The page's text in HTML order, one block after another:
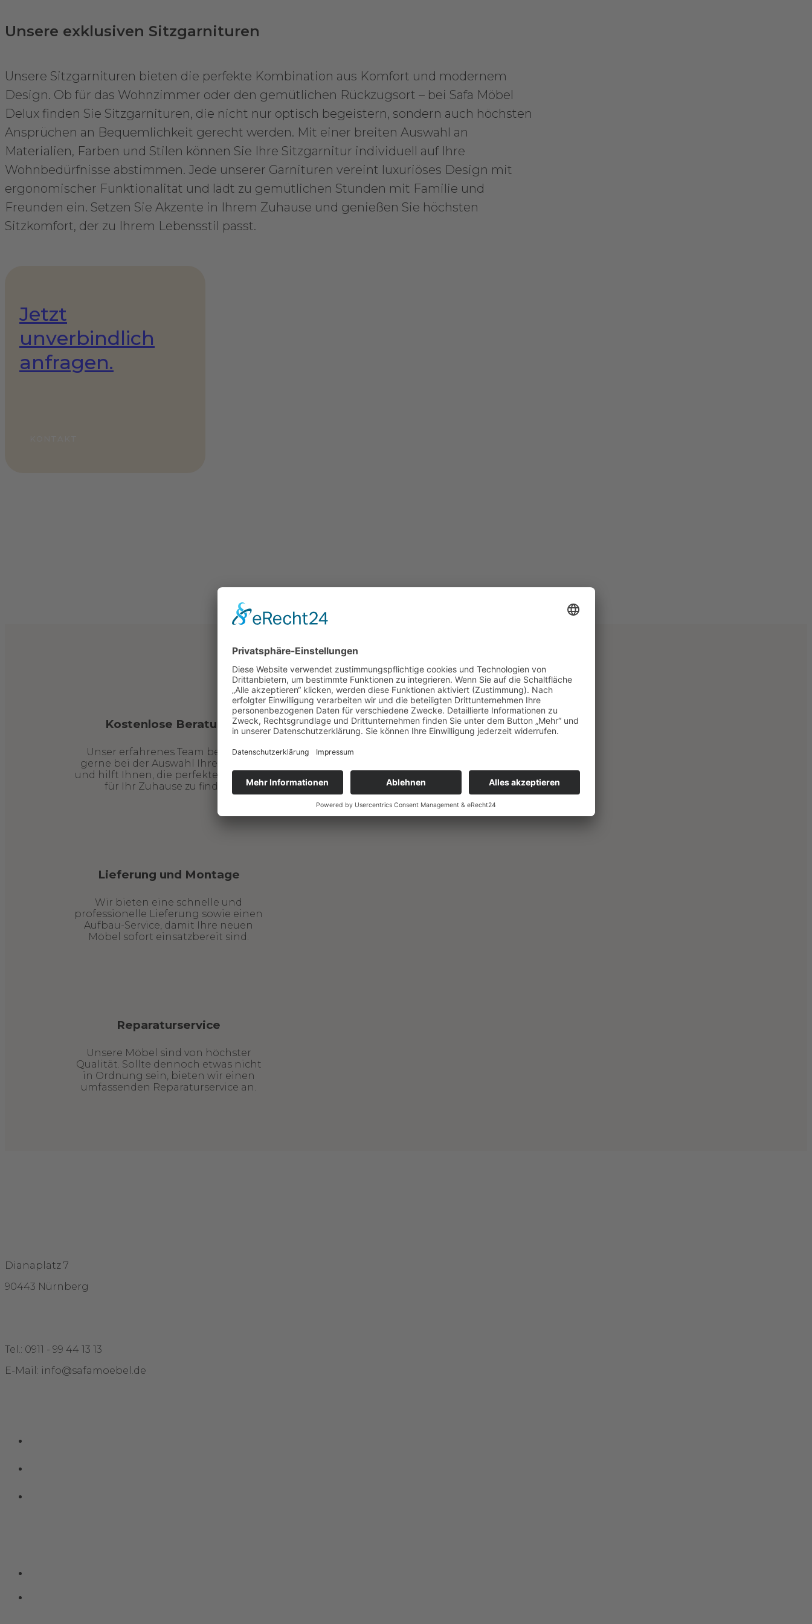
Unsere exklusiven Sitzgarnituren
Unsere Sitzgarnituren bieten die perfekte Kombination aus Komfort und modernem
Design. Ob für das Wohnzimmer oder den gemütlichen Rückzugsort – bei Safa Möbel
Delux finden Sie Sitzgarnituren, die nicht nur optisch begeistern, sondern auch höchsten
Ansprüchen an Bequemlichkeit gerecht werden. Mit einer breiten Auswahl an
Materialien, Farben und Stilen können Sie Ihre Sitzgarnitur individuell auf Ihre
Wohnbedürfnisse abstimmen. Jede unserer Garnituren vereint luxuriöses Design mit
ergonomischer Funktionalität und lädt zu gemütlichen Stunden mit Familie und
Freunden ein. Setzen Sie Akzente in Ihrem Zuhause und genießen Sie höchsten
Sitzkomfort, der zu Ihrem Lebensstil passt.
Jetzt
unverbindlich
anfragen.
Kostenlose Beratung
Unser erfahrenes Team berät Sie
gerne bei der Auswahl Ihrer Möbel
und hilft Ihnen, die perfekten Stücke
für Ihr Zuhause zu finden.
Lieferung und Montage
Wir bieten eine schnelle und
professionelle Lieferung sowie einen
Aufbau-Service, damit Ihre neuen
Möbel sofort einsatzbereit sind.
Reparaturservice
Unsere Möbel sind von höchster
Qualität. Sollte dennoch etwas nicht
in Ordnung sein, bieten wir einen
umfassenden Reparaturservice an.
Dianaplatz 7
90443 Nürnberg
Tel.: 0911 - 99 44 13 13
E-Mail: info@safamoebel.de